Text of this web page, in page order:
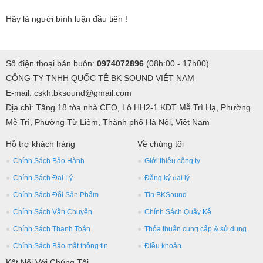
Với mức công suất trung bình 300W, đạt cực đại 650W giúp âm
thanh được tái hiện vô cùng mạnh mẽ, uy lực nhưng vẫn đảm sự
trong trẻo, chân thực chứ không hề bị chóe hay vỡ tiếng. Quý
khách hàng có thể lựa chọn dòng loa này để bố trí trong những
Hệ thống linh kiện hiện đại
Hãy là người bình luận đầu tiên !
Số điện thoại bán buôn: 0974072896 (08h:00 - 17h00)
CÔNG TY TNHH QUỐC TÊ BK SOUND VIỆT NAM
E-mail: cskh.bksound@gmail.com
Địa chỉ: Tầng 18 tòa nhà CEO, Lô HH2-1 KĐT Mễ Trì Hạ, Phường
Mễ Trì, Phường Từ Liêm, Thành phố Hà Nội, Việt Nam
Hỗ trợ khách hàng
Chính Sách Bảo Hành
Chính Sách Đại Lý
Chính Sách Đổi Sản Phẩm
Chính Sách Vận Chuyển
Chính Sách Thanh Toán
Chính Sách Bảo mật thông tin
Về chúng tôi
Giới thiệu công ty
Đăng ký đại lý
Tin BKSound
Chính Sách Quầy Kệ
Thỏa thuận cung cấp & sử dụng
Điều khoản